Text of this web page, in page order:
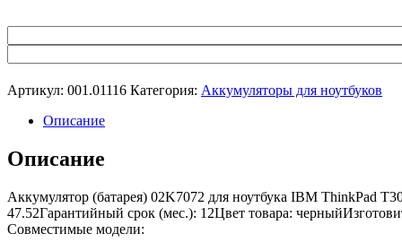
Артикул: 001.01116 Категория: Аккумуляторы для ноутбуков
Описание
Описание
Аккумулятор (батарея) 02K7072 для ноутбука IBM ThinkPad
47.52Гарантийный срок (мес.): 12Цвет товара:
Совместимые модели: